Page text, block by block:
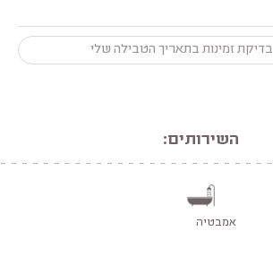
בדיקת זמינות בתאריך הטבילה שלי
השירותים:
אמבטיה